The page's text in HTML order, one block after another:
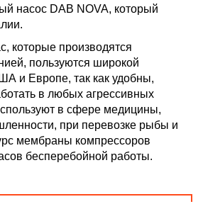
насос DAB NOVA, который
которые производятся
пользуются широкой
и Европе, так как удобны,
в любых агрессивных
в сфере медицины,
при перевозке рыбы и
мембраны компрессоров
бесперебойной работы.